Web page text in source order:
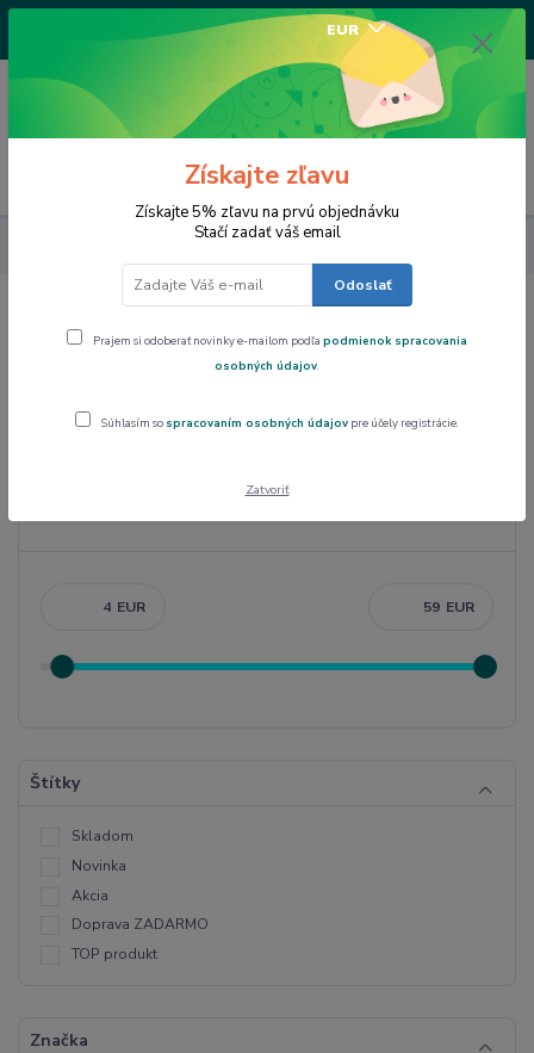
EUR
/Po-Pi 9-17 hod/
0,00 EUR
Súpravy na kávu a čaj
EUR EUR
Štítky
Skladom
Novinka
Akcia
Doprava ZADARMO
TOP produkt
Značka
Získajte zľavu
Získajte 5% zľavu na prvú objednávku
Stačí zadať váš email
Odoslať
Prajem si odoberať novinky e-mailom podľa podmienok spracovania
osobných údajov.
Súhlasím so spracovaním osobných údajov pre účely registrácie.
Zatvoriť